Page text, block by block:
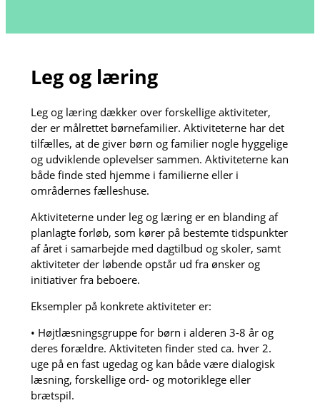
Leg og læring
Leg og læring dækker over forskellige aktiviteter,
der er målrettet børnefamilier. Aktiviteterne har det
tilfælles, at de giver børn og familier nogle hyggelige
og udviklende oplevelser sammen. Aktiviteterne kan
både finde sted hjemme i familierne eller i
områdernes fælleshuse.
Aktiviteterne under leg og læring er en blanding af
planlagte forløb, som kører på bestemte tidspunkter
af året i samarbejde med dagtilbud og skoler, samt
aktiviteter der løbende opstår ud fra ønsker og
initiativer fra beboere.
Eksempler på konkrete aktiviteter er:
• Højtlæsningsgruppe for børn i alderen 3-8 år og
deres forældre. Aktiviteten finder sted ca. hver 2.
uge på en fast ugedag og kan både være dialogisk
læsning, forskellige ord- og motoriklege eller
brætspil.